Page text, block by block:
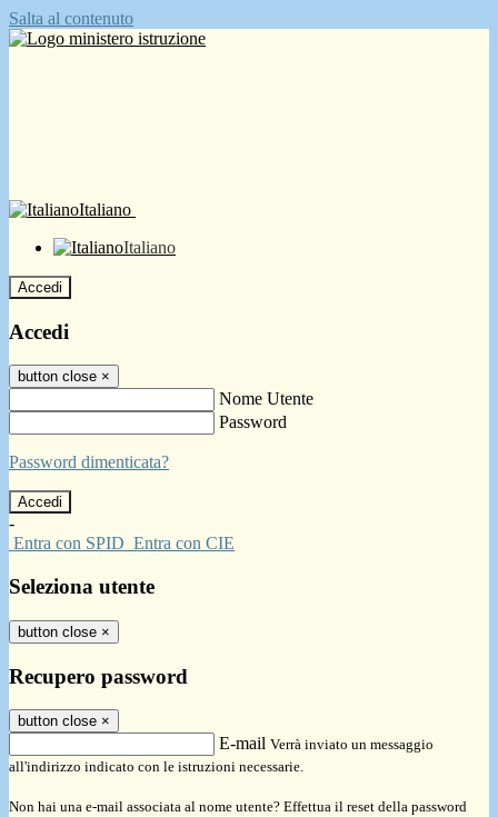
Salta al contenuto
Italiano
Italiano
Accedi
Accedi
button close ×
Nome Utente
Password
Password dimenticata?
-
Entra con SPID Entra con CIE
Seleziona utente
button close ×
Recupero password
button close ×
E-mail Verrà inviato un messaggio
all'indirizzo indicato con le istruzioni necessarie.
Non hai una e-mail associata al nome utente? Effettua il reset della password